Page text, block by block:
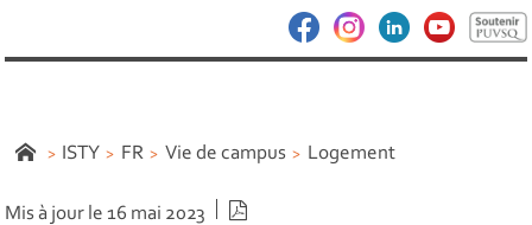
ISTY FR Vie de campus Logement
Mis à jour le 16 mai 2023